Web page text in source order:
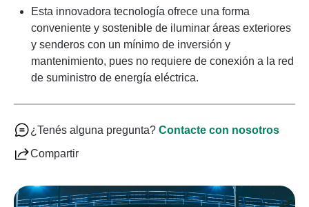
Esta innovadora tecnología ofrece una forma
conveniente y sostenible de iluminar áreas exteriores
y senderos con un mínimo de inversión y
mantenimiento, pues no requiere de conexión a la red
de suministro de energía eléctrica.
¿Tenés alguna pregunta? Contacte con nosotros
Compartir